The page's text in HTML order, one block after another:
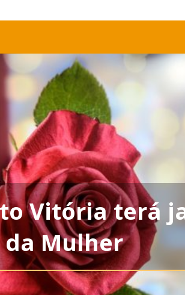
Vitória terá
da Mulher